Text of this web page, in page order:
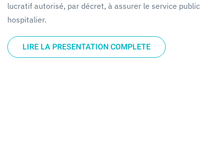
lucratif autorisé, par décret, à assurer le service public
hospitalier.
LIRE LA PRESENTATION COMPLETE